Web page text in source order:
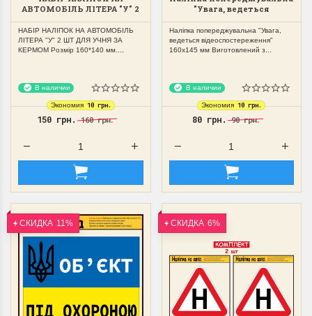
АВТОМОБІЛЬ ЛІТЕРА "У" 2
НАБІР НАЛІПОК НА АВТОМОБІЛЬ
ЛІТЕРА "У" 2 ШТ ДЛЯ УЧНЯ ЗА
КЕРМОМ Розмір 160*140 мм....
В наличии
Экономия 10 грн.
150 грн.160 грн.
"Увага, ведеться
160х145 мм
Наліпка попереджувальна "Увага,
ведеться відеоспостереження"
160х145 мм Виготовлений з...
В наличии
Экономия 10 грн.
80 грн.90 грн.
СКИДКА 11% СКИДКА 6%